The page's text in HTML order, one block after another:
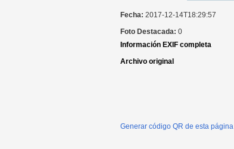
Fecha: 2017-12-14T18:29:57
Foto Destacada: 0
Información EXIF completa
Archivo original
Generar código QR de esta página